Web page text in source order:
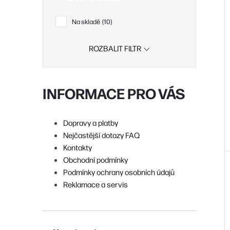
Na skladě 10
ROZBALIT FILTR
INFORMACE PRO VÁS
Dopravy a platby
Nejčastější dotazy FAQ
Kontakty
Obchodní podmínky
Podmínky ochrany osobních údajů
Reklamace a servis
t